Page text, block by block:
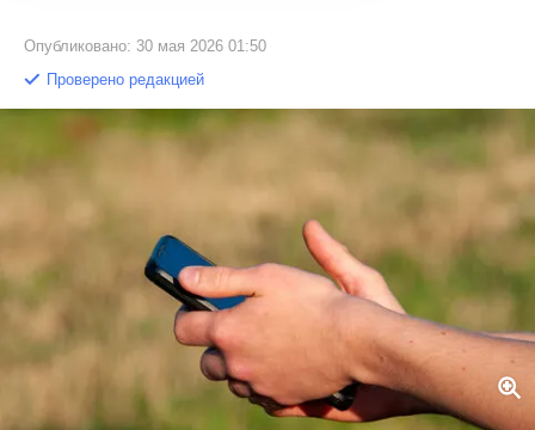
Опубликовано: 30 мая 2026 01:50
Проверено редакцией